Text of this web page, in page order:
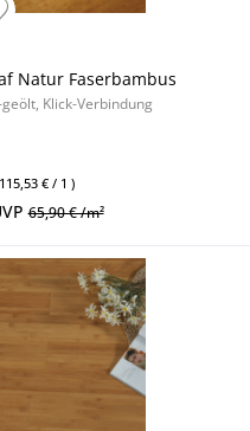
Natur Faserbambus
Klick-Verbindung
€ / 1 )
65,90 € /m²